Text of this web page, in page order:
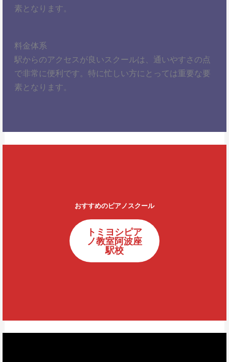
素となります。
料金体系
駅からのアクセスが良いスクールは、通いやすさの点
で非常に便利です。特に忙しい方にとっては重要な要
素となります。
おすすめのピアノスクール
トミヨシピア
ノ教室阿波座
駅校